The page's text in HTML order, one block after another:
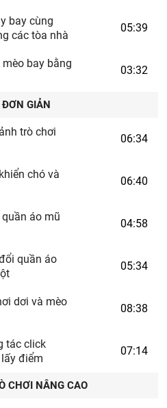
bay cùng
các tòa nhà
05:39
bay bằng
03:32
ĐƠN GIẢN
trò chơi
06:34
chó và
06:40
áo mũ
04:58
quần áo
05:34
dơi và mèo
08:38
tác click
điểm
07:14
CHƠI NÂNG CAO